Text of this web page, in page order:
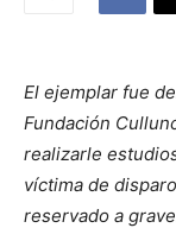
El ejemplar fue
Fundación
realizarle
víctima de
reservado a